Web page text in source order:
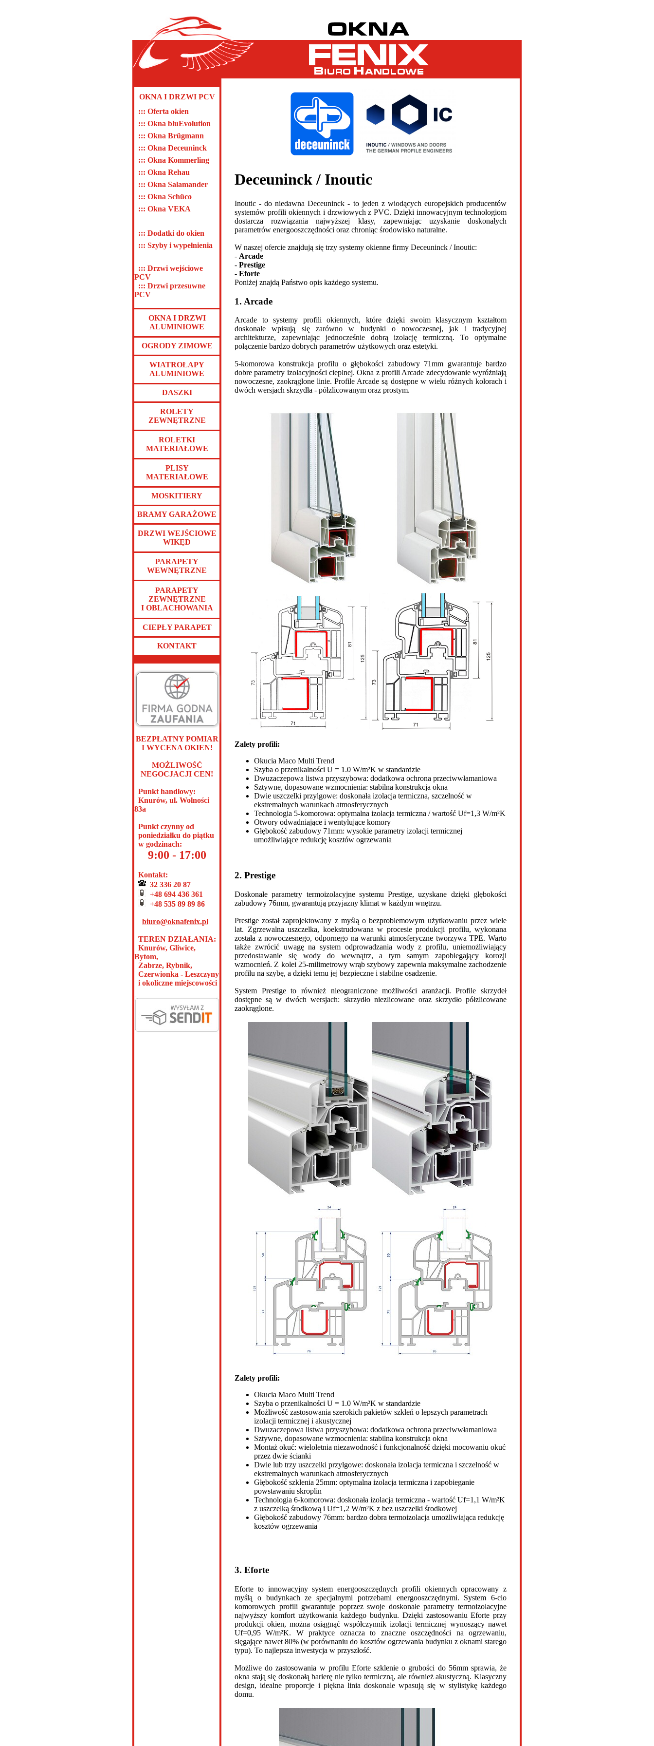
OKNA I DRZWI PCV
::: Oferta okien
::: Okna bluEvolution
::: Okna Brügmann
::: Okna Deceuninck
::: Okna Kommerling
::: Okna Rehau
::: Okna Salamander
::: Okna Schüco
::: Okna VEKA
::: Dodatki do okien
::: Szyby i wypełnienia
::: Drzwi wejściowe
PCV
::: Drzwi przesuwne
PCV
OKNA I DRZWI
ALUMINIOWE
OGRODY ZIMOWE
WIATROŁAPY
ALUMINIOWE
DASZKI
ROLETY
ZEWNĘTRZNE
ROLETKI
MATERIAŁOWE
PLISY
MATERIAŁOWE
MOSKITIERY
BRAMY GARAŻOWE
DRZWI WEJŚCIOWE
WIKĘD
PARAPETY
WEWNĘTRZNE
PARAPETY
ZEWNĘTRZNE
I OBLACHOWANIA
CIEPŁY PARAPET
KONTAKT
BEZPŁATNY POMIAR
I WYCENA OKIEN!
MOŻLIWOŚĆ
NEGOCJACJI CEN!
Punkt handlowy:
Knurów, ul. Wolności
83a
Punkt czynny od
poniedziałku do piątku
w godzinach:
9:00 - 17:00
Kontakt:
32 336 20 87
+48 694 436 361
+48 535 89 89 86
biuro@oknafenix.pl
TEREN DZIAŁANIA:
Knurów, Gliwice,
Bytom,
Zabrze, Rybnik,
Czerwionka - Leszczyny
i okoliczne miejscowości
Deceuninck / Inoutic
Inoutic - do niedawna Deceuninck - to jeden z wiodących europejskich producentów
systemów profili okiennych i drzwiowych z PVC. Dzięki innowacyjnym technologiom
dostarcza rozwiązania najwyższej klasy, zapewniając uzyskanie doskonałych
parametrów energooszczędności oraz chroniąc środowisko naturalne.
W naszej ofercie znajdują się trzy systemy okienne firmy Deceuninck / Inoutic:
- Arcade
- Prestige
- Eforte
Poniżej znajdą Państwo opis każdego systemu.
1. Arcade
Arcade to systemy profili okiennych, które dzięki swoim klasycznym kształtom
doskonale wpisują się zarówno w budynki o nowoczesnej, jak i tradycyjnej
architekturze, zapewniając jednocześnie dobrą izolację termiczną. To optymalne
połączenie bardzo dobrych parametrów użytkowych oraz estetyki.
5-komorowa konstrukcja profilu o głębokości zabudowy 71mm gwarantuje bardzo
dobre parametry izolacyjności cieplnej. Okna z profili Arcade zdecydowanie wyróżniają
nowoczesne, zaokrąglone linie. Profile Arcade są dostępne w wielu różnych kolorach i
dwóch wersjach skrzydła - półzlicowanym oraz prostym.
Zalety profili:
Okucia Maco Multi Trend
Szyba o przenikalności U = 1.0 W/m²K w standardzie
Dwuzaczepowa listwa przyszybowa: dodatkowa ochrona przeciwwłamaniowa
Sztywne, dopasowane wzmocnienia: stabilna konstrukcja okna
Dwie uszczelki przylgowe: doskonała izolacja termiczna, szczelność w
ekstremalnych warunkach atmosferycznych
Technologia 5-komorowa: optymalna izolacja termiczna / wartość Uf=1,3 W/m²K
Otwory odwadniające i wentylujące komory
Głębokość zabudowy 71mm: wysokie parametry izolacji termicznej
umożliwiające redukcję kosztów ogrzewania
2. Prestige
Doskonałe parametry termoizolacyjne systemu Prestige, uzyskane dzięki głębokości
zabudowy 76mm, gwarantują przyjazny klimat w każdym wnętrzu.
Prestige został zaprojektowany z myślą o bezproblemowym użytkowaniu przez wiele
lat. Zgrzewalna uszczelka, koekstrudowana w procesie produkcji profilu, wykonana
została z nowoczesnego, odpornego na warunki atmosferyczne tworzywa TPE. Warto
także zwrócić uwagę na system odprowadzania wody z profilu, uniemożliwiający
przedostawanie się wody do wewnątrz, a tym samym zapobiegający korozji
wzmocnień. Z kolei 25-milimetrowy wrąb szybowy zapewnia maksymalne zachodzenie
profilu na szybę, a dzięki temu jej bezpieczne i stabilne osadzenie.
System Prestige to również nieograniczone możliwości aranżacji. Profile skrzydeł
dostępne są w dwóch wersjach: skrzydło niezlicowane oraz skrzydło półzlicowane
zaokrąglone.
Zalety profili:
Okucia Maco Multi Trend
Szyba o przenikalności U = 1.0 W/m²K w standardzie
Możliwość zastosowania szerokich pakietów szkleń o lepszych parametrach
izolacji termicznej i akustycznej
Dwuzaczepowa listwa przyszybowa: dodatkowa ochrona przeciwwłamaniowa
Sztywne, dopasowane wzmocnienia: stabilna konstrukcja okna
Montaż okuć: wieloletnia niezawodność i funkcjonalność dzięki mocowaniu okuć
przez dwie ścianki
Dwie lub trzy uszczelki przylgowe: doskonała izolacja termiczna i szczelność w
ekstremalnych warunkach atmosferycznych
Głębokość szklenia 25mm: optymalna izolacja termiczna i zapobieganie
powstawaniu skroplin
Technologia 6-komorowa: doskonała izolacja termiczna - wartość Uf=1,1 W/m²K
z uszczelką środkową i Uf=1,2 W/m²K z bez uszczelki środkowej
Głębokość zabudowy 76mm: bardzo dobra termoizolacja umożliwiająca redukcję
kosztów ogrzewania
3. Eforte
Eforte to innowacyjny system energooszczędnych profili okiennych opracowany z
myślą o budynkach ze specjalnymi potrzebami energooszczędnymi. System 6-cio
komorowych profili gwarantuje poprzez swoje doskonałe parametry termoizolacyjne
najwyższy komfort użytkowania każdego budynku. Dzięki zastosowaniu Eforte przy
produkcji okien, można osiągnąć współczynnik izolacji termicznej wynoszący nawet
Uf=0,95 W/m²K. W praktyce oznacza to znaczne oszczędności na ogrzewaniu,
sięgające nawet 80% (w porównaniu do kosztów ogrzewania budynku z oknami starego
typu). To najlepsza inwestycja w przyszłość.
Możliwe do zastosowania w profilu Eforte szklenie o grubości do 56mm sprawia, że
okna stają się doskonałą barierę nie tylko termiczną, ale również akustyczną. Klasyczny
design, idealne proporcje i piękna linia doskonale wpasują się w stylistykę każdego
domu.